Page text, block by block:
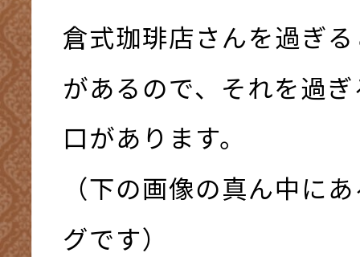
倉式珈琲店さんを過ぎ
があるので、それを過
口があります。
（下の画像の真ん中に
グです）